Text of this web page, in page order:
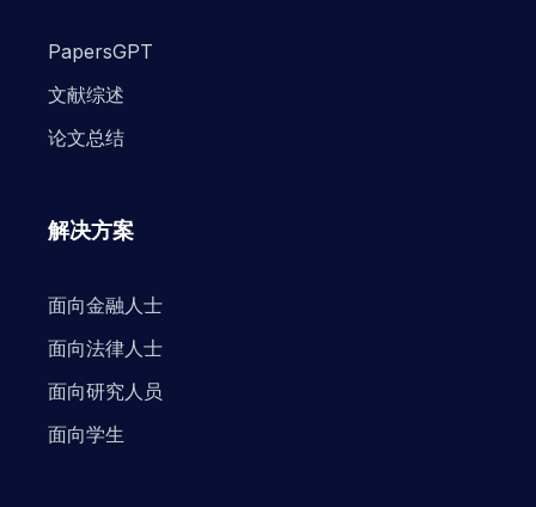
PapersGPT
文献综述
论文总结
解决方案
面向金融人士
面向法律人士
面向研究人员
面向学生